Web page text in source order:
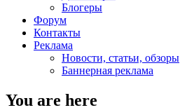
Блогеры
Форум
Контакты
Реклама
Новости, статьи, обзоры
Баннерная реклама
You are here